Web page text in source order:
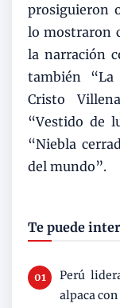
prosiguieron
lo mostraron
la narración
también
Cristo
“Vestido de
“Niebla
del mundo”.
Te puede
Perú
alpaca